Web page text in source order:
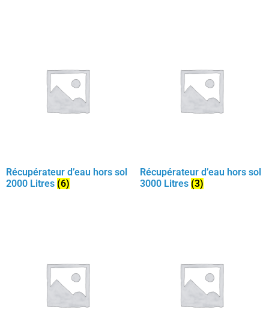
Récupérateur d’eau hors sol
2000 Litres (6)
Récupérateur d’eau hors sol
3000 Litres (3)